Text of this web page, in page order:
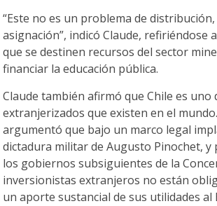
“Este no es un problema de
asignación”, indicó Claude, refiriéndose
que se destinen recursos del sector
financiar la educación pública.
Claude también afirmó que Chile es uno
extranjerizados que existen en el
argumentó que bajo un marco legal
dictadura militar de Augusto Pinochet,
los gobiernos subsiguientes de la
inversionistas extranjeros no están
un aporte sustancial de sus utilidades al